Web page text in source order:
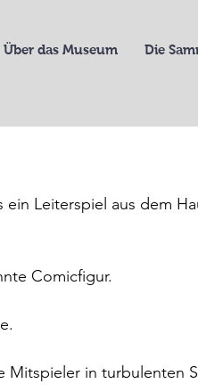
Über das Museum Die
Leiterspiel aus dem
Comicfigur.
Mitspieler in turbulenten